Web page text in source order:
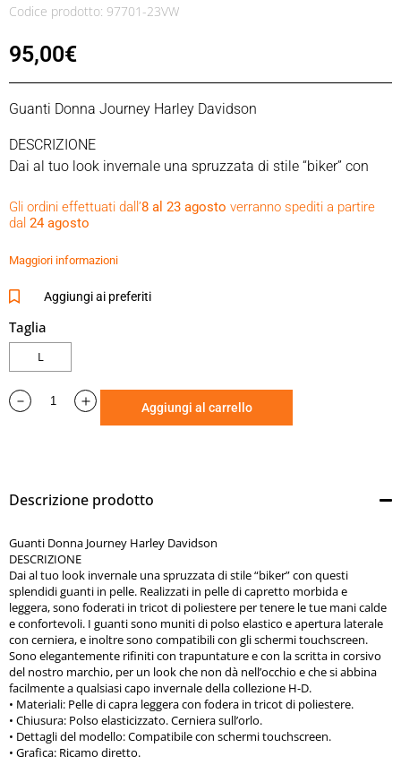
Codice prodotto: 97701-23VW
95,00€
Guanti Donna Journey Harley Davidson
DESCRIZIONE
Dai al tuo look invernale una spruzzata di stile “biker” con
morbida e leggera, sono foderati in tricot di poliestere per
tenere le tue mani calde e confortevoli. I guanti sono muniti
di polso elastico e apertura laterale con cerniera, e inoltre
elegantemente rifiniti con trapuntature e con la scritta in
nell’occhio e che si abbina facilmente a qualsiasi capo
invernale della collezione H-D.
poliestere.
Polso elasticizzato. Cerniera sull’orlo.
Gli ordini effettuati dall’8 al 23 agosto verranno spediti a partire
dal 24 agosto
Maggiori informazioni
Aggiungi ai preferiti
Taglia
L
Aggiungi al carrello
Descrizione prodotto
Guanti Donna Journey Harley Davidson
DESCRIZIONE
Dai al tuo look invernale una spruzzata di stile “biker” con questi
splendidi guanti in pelle. Realizzati in pelle di capretto morbida e
leggera, sono foderati in tricot di poliestere per tenere le tue mani calde
e confortevoli. I guanti sono muniti di polso elastico e apertura laterale
con cerniera, e inoltre sono compatibili con gli schermi touchscreen.
Sono elegantemente rifiniti con trapuntature e con la scritta in corsivo
del nostro marchio, per un look che non dà nell’occhio e che si abbina
facilmente a qualsiasi capo invernale della collezione H-D.
• Materiali: Pelle di capra leggera con fodera in tricot di poliestere.
• Chiusura: Polso elasticizzato. Cerniera sull’orlo.
• Dettagli del modello:Compatibile con schermi touchscreen.
• Grafica: Ricamo diretto.